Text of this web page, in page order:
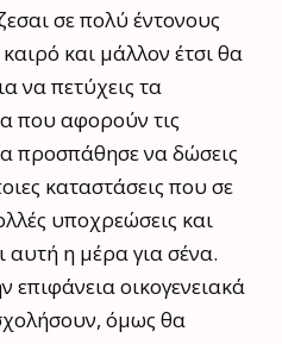
σε πολύ έντονους
και μάλλον έτσι θα
να πετύχεις τα
που αφορούν τις
προσπάθησε να δώσεις
καταστάσεις που σε
υποχρεώσεις και
αυτή η μέρα για σένα.
επιφάνεια οικογενειακά
όμως θα